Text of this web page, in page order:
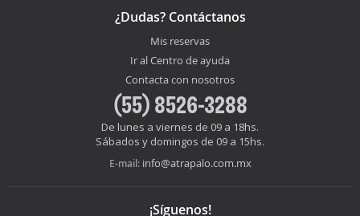
¿Dudas? Contáctanos
Mis reservas
Ir al Centro de ayuda
Contacta con nosotros
(55) 8526-3288
De lunes a viernes de 09 a 18hs.
Sábados y domingos de 09 a 15hs.
E-mail: info@atrapalo.com.mx
¡Síguenos!